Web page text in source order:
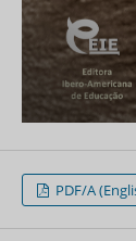
PDF/A